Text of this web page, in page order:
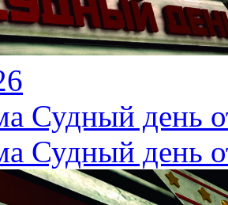
Судный день
Судный день